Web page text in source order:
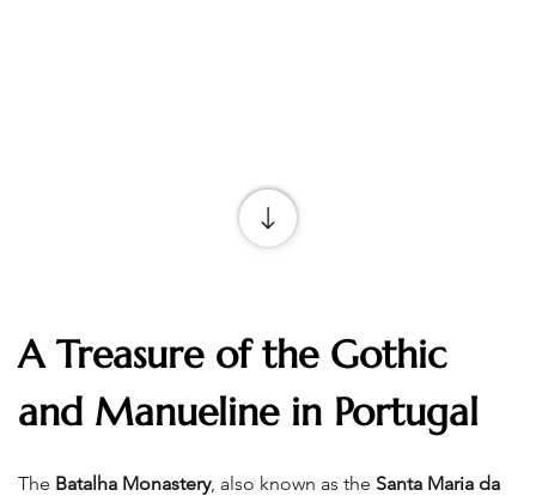
A Treasure of the Gothic
and Manueline in Portugal
The Batalha Monastery, also known as the Santa Maria da